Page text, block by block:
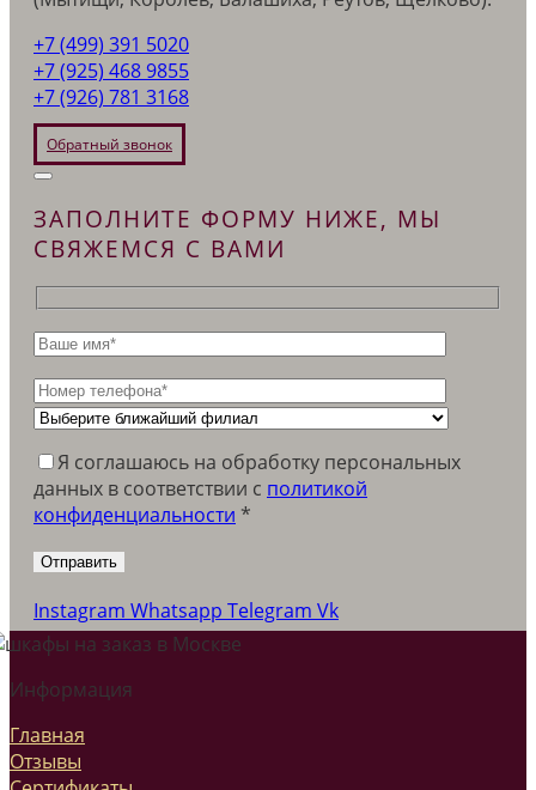
+7 (499) 391 5020
+7 (925) 468 9855
+7 (926) 781 3168
Обратный звонок
ЗАПОЛНИТЕ ФОРМУ НИЖЕ, МЫ
СВЯЖЕМСЯ С ВАМИ
Я соглашаюсь на обработку персональных
данных в соответствии c политикой
конфиденциальности *
Instagram Whatsapp Telegram Vk
Информация
Главная
Отзывы